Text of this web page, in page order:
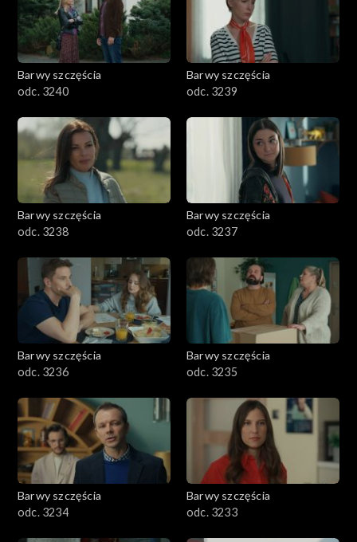
Barwy szczęścia
odc. 3240
Barwy szczęścia
odc. 3239
Barwy szczęścia
odc. 3238
Barwy szczęścia
odc. 3237
Barwy szczęścia
odc. 3236
Barwy szczęścia
odc. 3235
Barwy szczęścia
odc. 3234
Barwy szczęścia
odc. 3233